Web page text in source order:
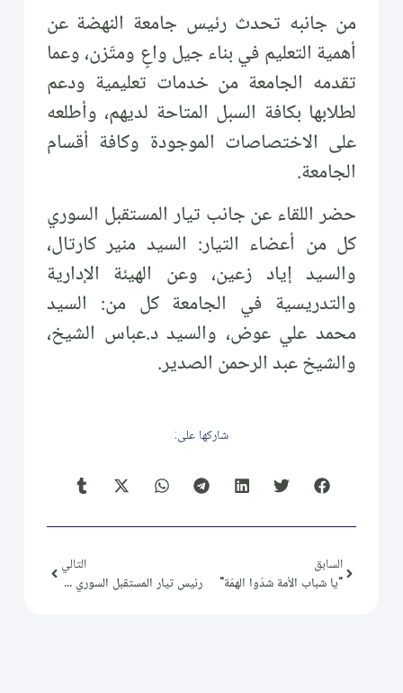
من جانبه تحدث رئيس جامعة النهضة عن
أهمية التعليم في بناء جيل واعٍ ومتّزن، وعما
تقدمه الجامعة من خدمات تعليمية ودعم
لطلابها بكافة السبل المتاحة لديهم، وأطلعه
على الاختصاصات الموجودة وكافة أقسام
الجامعة.
حضر اللقاء عن جانب تيار المستقبل السوري
كل من أعضاء التيار: السيد منير كارتال،
والسيد إياد زعين، وعن الهيئة الإدارية
والتدريسية في الجامعة كل من: السيد
محمد علي عوض، والسيد د.عباس الشيخ،
والشيخ عبد الرحمن الصدير.
شاركها على:
السابق
"يا شباب الأمة شدّوا الهمّة"
التالي
رئيس تيار المستقبل السوري يزور تياراً وليداً في شمال سورية